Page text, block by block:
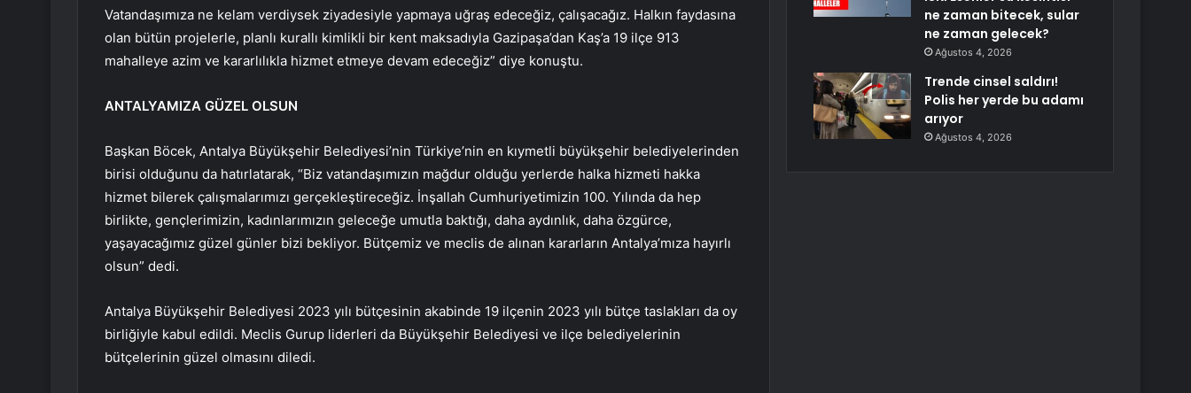
Vatandaşımıza ne kelam verdiysek ziyadesiyle yapmaya uğraş edeceğiz, çalışacağız. Halkın faydasına
olan bütün projelerle, planlı kurallı kimlikli bir kent maksadıyla Gazipaşa’dan Kaş’a 19 ilçe 913
mahalleye azim ve kararlılıkla hizmet etmeye devam edeceğiz” diye konuştu.
ANTALYAMIZA GÜZEL OLSUN
Başkan Böcek, Antalya Büyükşehir Belediyesi’nin Türkiye’nin en kıymetli büyükşehir belediyelerinden
birisi olduğunu da hatırlatarak, “Biz vatandaşımızın mağdur olduğu yerlerde halka hizmeti hakka
hizmet bilerek çalışmalarımızı gerçekleştireceğiz. İnşallah Cumhuriyetimizin 100. Yılında da hep
birlikte, gençlerimizin, kadınlarımızın geleceğe umutla baktığı, daha aydınlık, daha özgürce,
yaşayacağımız güzel günler bizi bekliyor. Bütçemiz ve meclis de alınan kararların Antalya’mıza hayırlı
olsun” dedi.
Antalya Büyükşehir Belediyesi 2023 yılı bütçesinin akabinde 19 ilçenin 2023 yılı bütçe taslakları da oy
birliğiyle kabul edildi. Meclis Gurup liderleri da Büyükşehir Belediyesi ve ilçe belediyelerinin
bütçelerinin güzel olmasını diledi.
ne zaman bitecek, sular
ne zaman gelecek?
Ağustos 4, 2026
Trende cinsel saldırı!
Polis her yerde bu adamı
arıyor
Ağustos 4, 2026